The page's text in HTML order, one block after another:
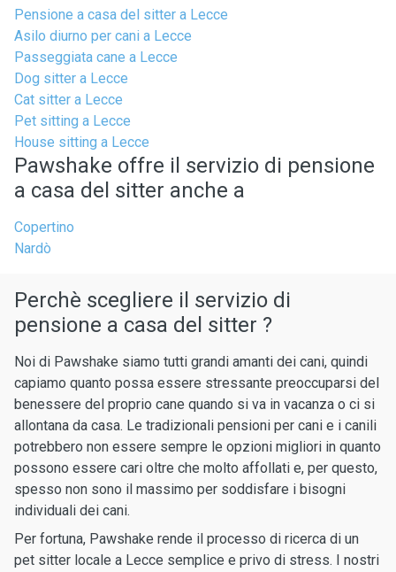
Pensione a casa del sitter a Lecce
Asilo diurno per cani a Lecce
Passeggiata cane a Lecce
Dog sitter a Lecce
Cat sitter a Lecce
Pet sitting a Lecce
House sitting a Lecce
Pawshake offre il servizio di pensione
a casa del sitter anche a
Copertino
Nardò
Perchè scegliere il servizio di
pensione a casa del sitter ?
Noi di Pawshake siamo tutti grandi amanti dei cani, quindi
capiamo quanto possa essere stressante preoccuparsi del
benessere del proprio cane quando si va in vacanza o ci si
allontana da casa. Le tradizionali pensioni per cani e i canili
potrebbero non essere sempre le opzioni migliori in quanto
possono essere cari oltre che molto affollati e, per questo,
spesso non sono il massimo per soddisfare i bisogni
individuali dei cani.
Per fortuna, Pawshake rende il processo di ricerca di un
pet sitter locale a Lecce semplice e privo di stress. I nostri